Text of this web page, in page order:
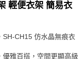
輕便衣架 簡易衣
SH-CH15 仿水晶無痕衣
雅百搭，空間更顯高級